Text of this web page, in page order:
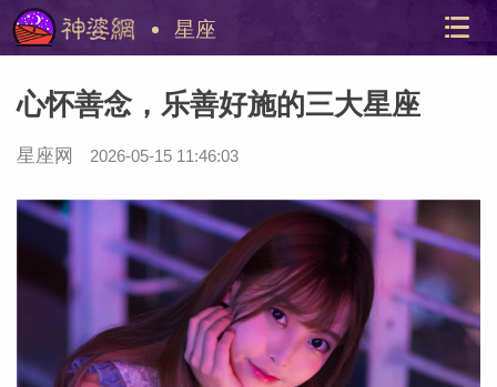
美国神
星座
站内导
心怀善念，乐善好施的三大星座
星座网 2026-05-15 11:46:03